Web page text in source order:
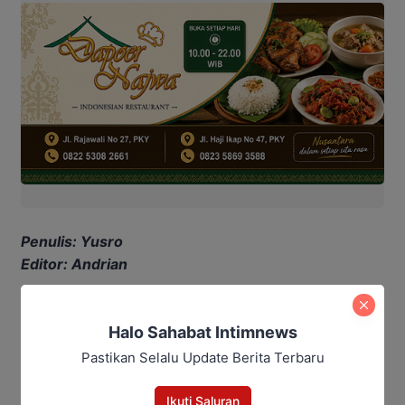
Penulis: Yusro
Editor: Andrian
Listrik Padam
Pemadaman listrik pln
Halo Sahabat Intimnews
Pastikan Selalu Update Berita Terbaru
Ikuti Saluran